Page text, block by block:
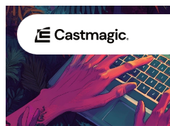
01 Producto